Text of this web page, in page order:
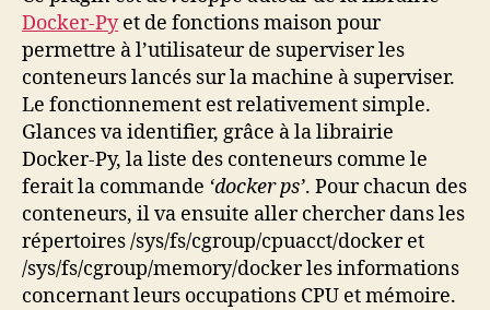
Docker-Pyet de fonctions maison pour
permettre à l’utilisateur de superviser les
conteneurs lancés sur la machine à superviser.
Le fonctionnement est relativement simple.
Glances va identifier, grâce à la librairie
Docker-Py, la liste des conteneurs comme le
ferait la commande ‘docker ps’. Pour chacun des
conteneurs, il va ensuite aller chercher dans les
répertoires /sys/fs/cgroup/cpuacct/docker et
/sys/fs/cgroup/memory/docker les informations
concernant leurs occupations CPU et mémoire.